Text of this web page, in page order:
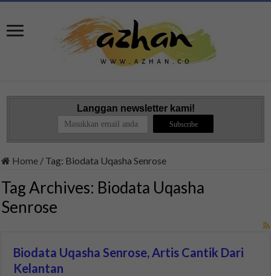
Langgan newsletter kami!
Home / Tag: Biodata Uqasha Senrose
Tag Archives: Biodata Uqasha
Senrose
Biodata Uqasha Senrose, Artis Cantik Dari
Kelantan